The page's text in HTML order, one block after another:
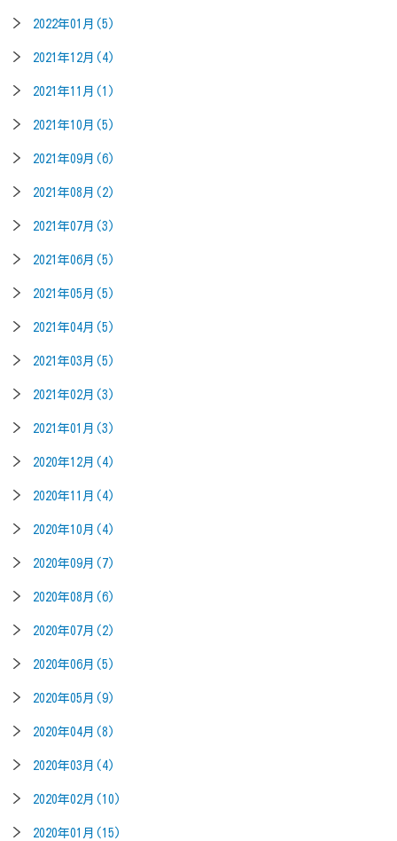
2022年01月(5)
2021年12月(4)
2021年11月(1)
2021年10月(5)
2021年09月(6)
2021年08月(2)
2021年07月(3)
2021年06月(5)
2021年05月(5)
2021年04月(5)
2021年03月(5)
2021年02月(3)
2021年01月(3)
2020年12月(4)
2020年11月(4)
2020年10月(4)
2020年09月(7)
2020年08月(6)
2020年07月(2)
2020年06月(5)
2020年05月(9)
2020年04月(8)
2020年03月(4)
2020年02月(10)
2020年01月(15)